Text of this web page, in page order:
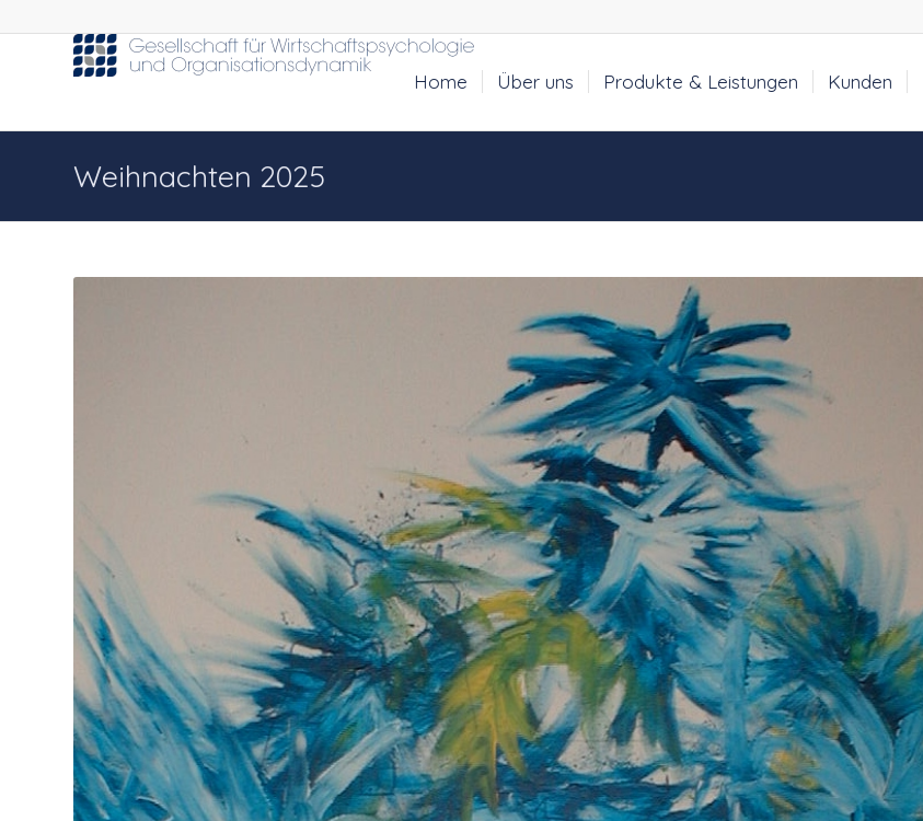
Home Über uns Produkte & Leistungen Kunden
Weihnachten 2025